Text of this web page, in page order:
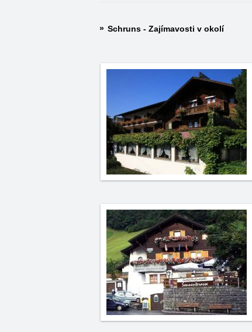
Schruns - Zajímavosti v okolí